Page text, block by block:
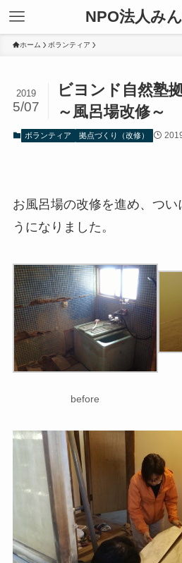
NPO法人み
ホーム ボランティア
ビヨンド自然塾
～風呂場改修～
2019
5/07
ボランティア 拠点づくり（改修）
お風呂場の改修を進め、つい
うになりました。
before